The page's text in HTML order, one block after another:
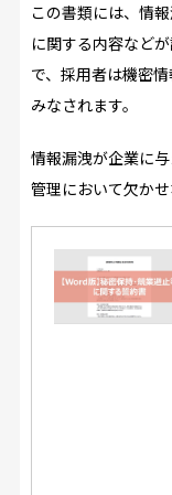
この書類には、情
に関する内容など
で、採用者は機密
みなされます。
情報漏洩が企業に
管理において欠か